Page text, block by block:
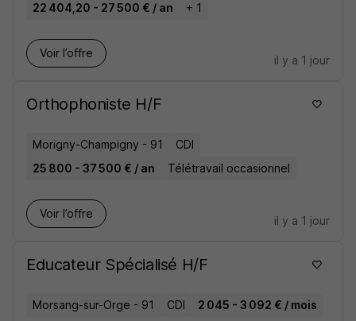
22 404,20 - 27 500 € / an
+ 1
Voir l’offre
il y a 1 jour
Orthophoniste H/F
Morigny-Champigny - 91
CDI
25 800 - 37 500 € / an
Télétravail occasionnel
Voir l’offre
il y a 1 jour
Educateur Spécialisé H/F
Morsang-sur-Orge - 91 CDI 2 045 - 3 092 € / mois